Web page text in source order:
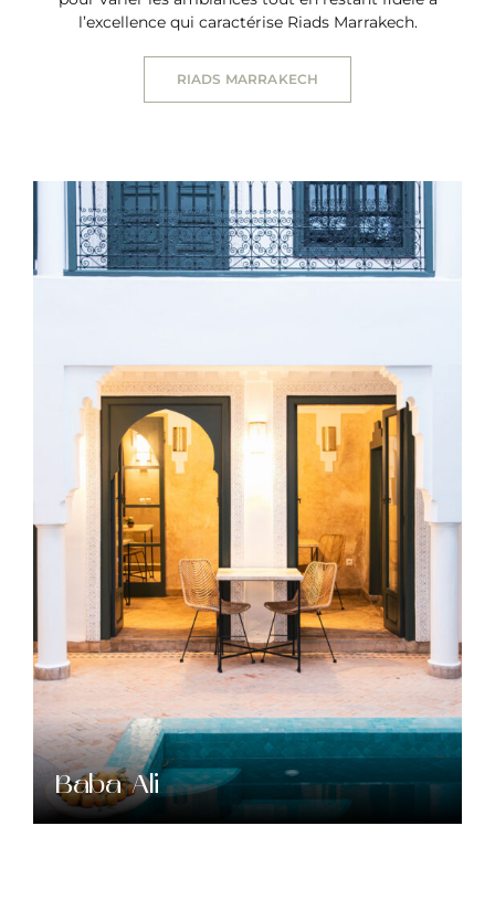
l’excellence qui caractérise Riads Marrakech.
RIADS MARRAKECH
Baba Ali